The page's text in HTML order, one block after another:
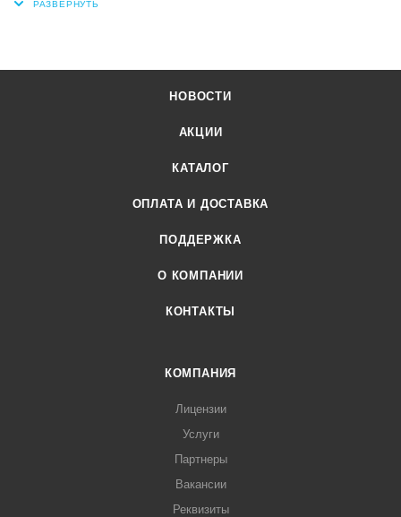
НОВОСТИ
АКЦИИ
КАТАЛОГ
ОПЛАТА И ДОСТАВКА
ПОДДЕРЖКА
О КОМПАНИИ
КОНТАКТЫ
КОМПАНИЯ
Лицензии
Услуги
Партнеры
Вакансии
Реквизиты